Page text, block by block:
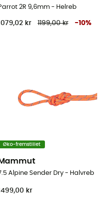
2R 9,6mm - Helreb
1079,02 kr 1199,00 kr -10%
Øko-fremstillet
Mammut
Alpine Sender Dry - Halvreb
1499,00 kr